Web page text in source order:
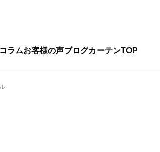
ラムお客様の声ブログカーテンTOP